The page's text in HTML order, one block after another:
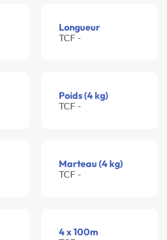
Longueur
TCF -
Poids (4 kg)
TCF -
Marteau (4 kg)
TCF -
4 x 100m